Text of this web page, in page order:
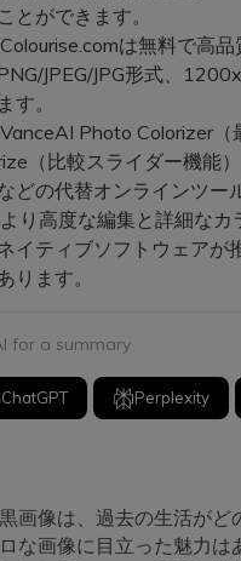
とができます。
は無料で高品
JPEG/JPG形式、
す。
Photo Colorizer（
（比較スライダー機能
どの代替オンラインツー
り高度な編集と詳細なカ
イティブソフトウェアが
ります。
for a summary
ChatGPT Perplexity
画像は、過去の生活が
な画像に目立った魅力